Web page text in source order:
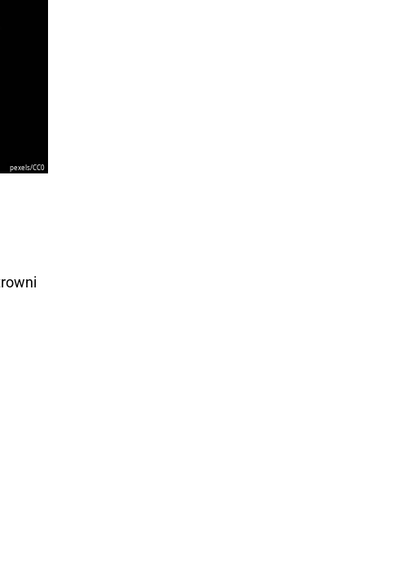
pexels/CC0